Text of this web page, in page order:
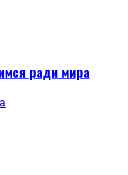
ради мира